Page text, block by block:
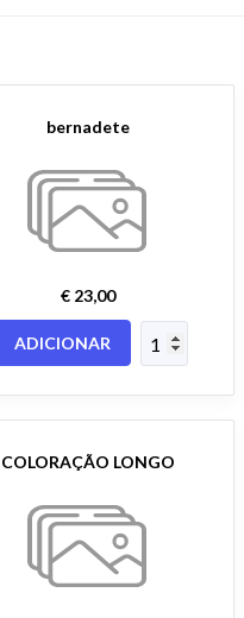
bernadete
€ 23,00
ADICIONAR
COLORAÇÃO LONGO